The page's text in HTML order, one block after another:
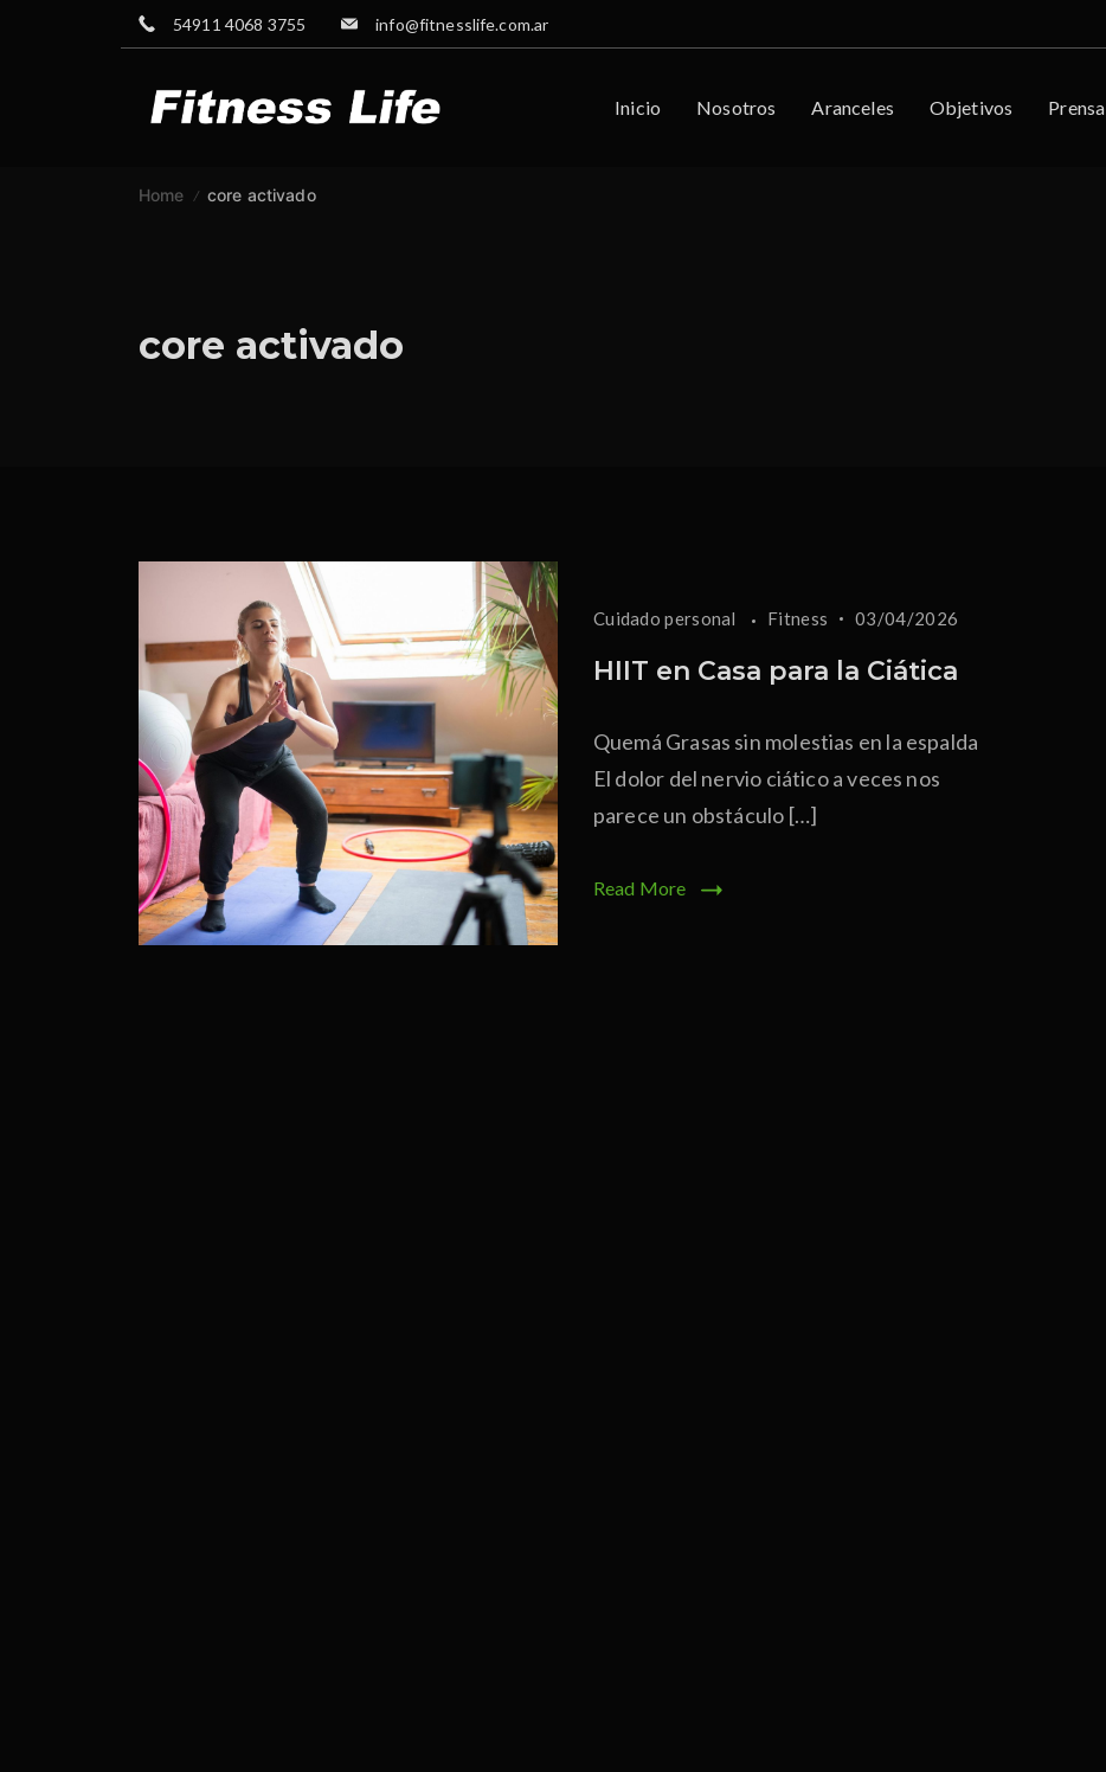
54911 4068 3755 info@fitnesslife.com.ar
Inicio Nosotros Aranceles Objetivos Prensa
Home core activado
core activado
Cuidado personal Fitness 03/04/2026
HIIT en Casa para la Ciática
Quemá Grasas sin molestias en la espalda
El dolor del nervio ciático a veces nos
parece un obstáculo […]
Read More